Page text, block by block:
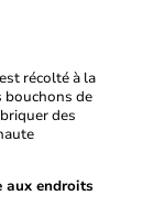
récolté à la
bouchons de
des
aux endroits